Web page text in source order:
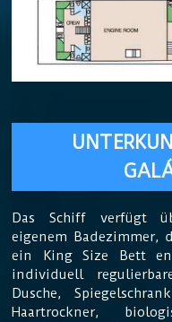
Das Schiff verfügt
eigenem Badezimmer,
ein King Size Bett
individuell
Dusche,
Haartrockner,